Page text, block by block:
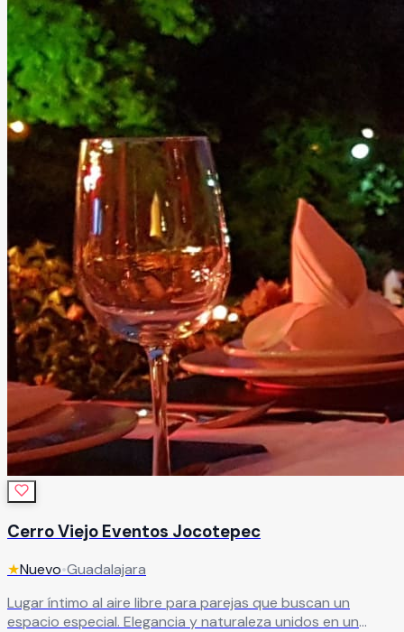
Cerro Viejo Eventos Jocotepec
★Nuevo•Guadalajara
Lugar íntimo al aire libre para parejas que buscan un
espacio especial. Elegancia y naturaleza unidos en un